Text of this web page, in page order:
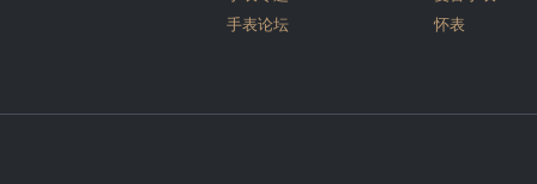
手表论坛
怀表